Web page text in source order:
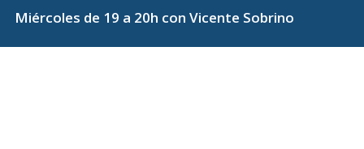
Miércoles de 19 a 20h con Vicente Sobrino